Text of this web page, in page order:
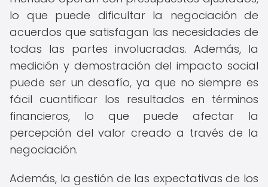
lo que puede dificultar la negociación de
acuerdos que satisfagan las necesidades de
todas las partes involucradas. Además, la
medición y demostración del impacto social
puede ser un desafío, ya que no siempre es
fácil cuantificar los resultados en términos
financieros, lo que puede afectar la
percepción del valor creado a través de la
negociación.
Además, la gestión de las expectativas de los